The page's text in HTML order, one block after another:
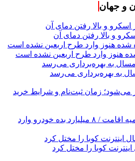
و جهان
و بالا رفتن دمای آن
به بهره‌برداری می‌رسد
می‌شود؛ زمان ثبت‌نام و شرایط خرید
کاسبی خارج‌نشین‌ها با سهمیه اقامت / ۸ میلیارد بده خودرو وارد
کوبا را مختل کرد